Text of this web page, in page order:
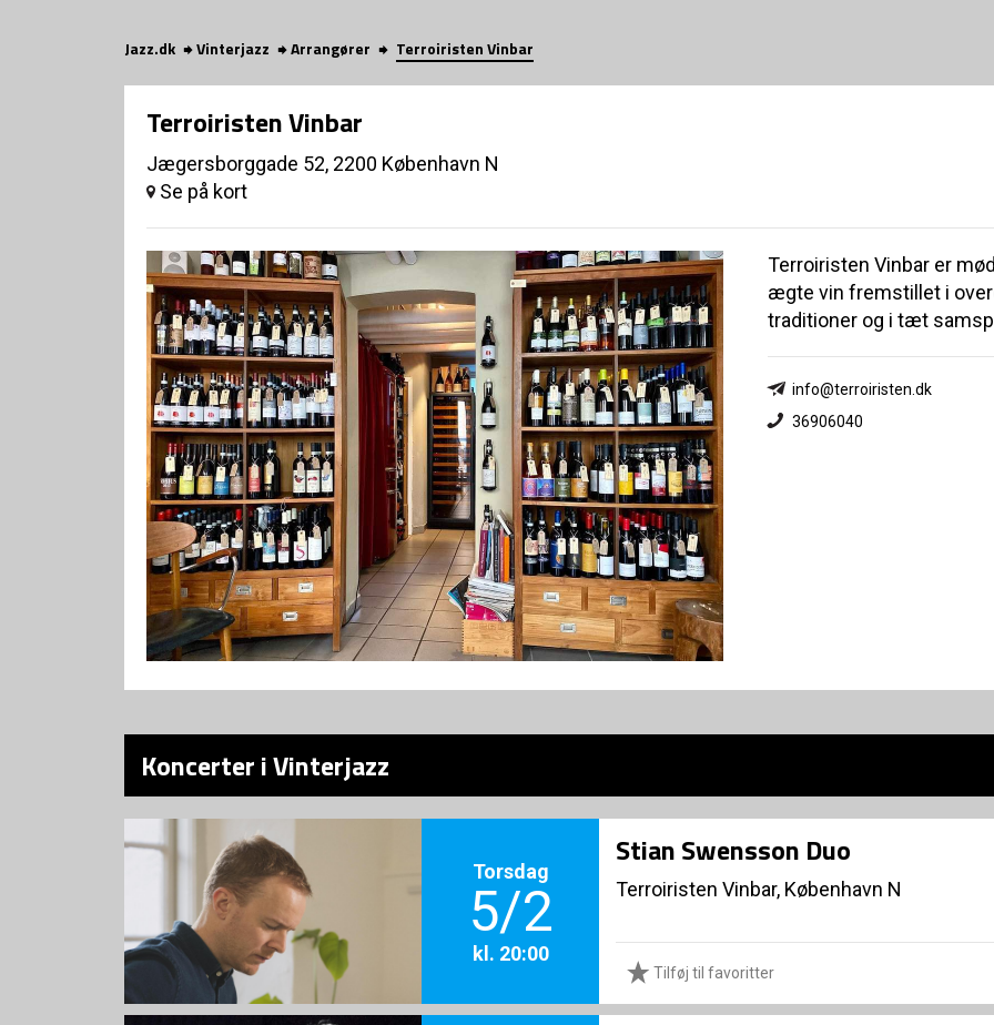
Jazz.dk Vinterjazz Arrangører Terroiristen Vinbar
Terroiristen Vinbar
Jægersborggade 52, 2200 København N
Se på kort
Terroiristen Vinbar er
ægte vin fremstillet i
traditioner og i tæt
info@terroiristen.dk
36906040
Koncerter i Vinterjazz
Torsdag
5/2
kl. 20:00
Stian Swensson Duo
Terroiristen Vinbar, København N
Tilføj til favoritter